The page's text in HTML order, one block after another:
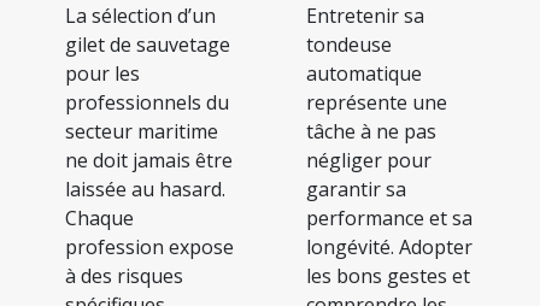
La sélection d’un
gilet de sauvetage
pour les
professionnels du
secteur maritime
ne doit jamais être
laissée au hasard.
Chaque
profession expose
à des risques
Entretenir sa
tondeuse
automatique
représente une
tâche à ne pas
négliger pour
garantir sa
performance et sa
longévité. Adopter
les bons gestes et